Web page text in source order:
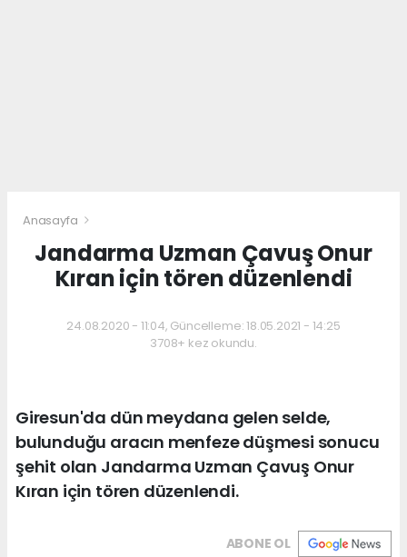
Anasayfa
Jandarma Uzman Çavuş Onur
Kıran için tören düzenlendi
24.08.2020 - 11:04, Güncelleme: 18.05.2021 - 14:25
3708+ kez okundu.
Giresun'da dün meydana gelen selde,
bulunduğu aracın menfeze düşmesi sonucu
şehit olan Jandarma Uzman Çavuş Onur
Kıran için tören düzenlendi.
ABONE OL